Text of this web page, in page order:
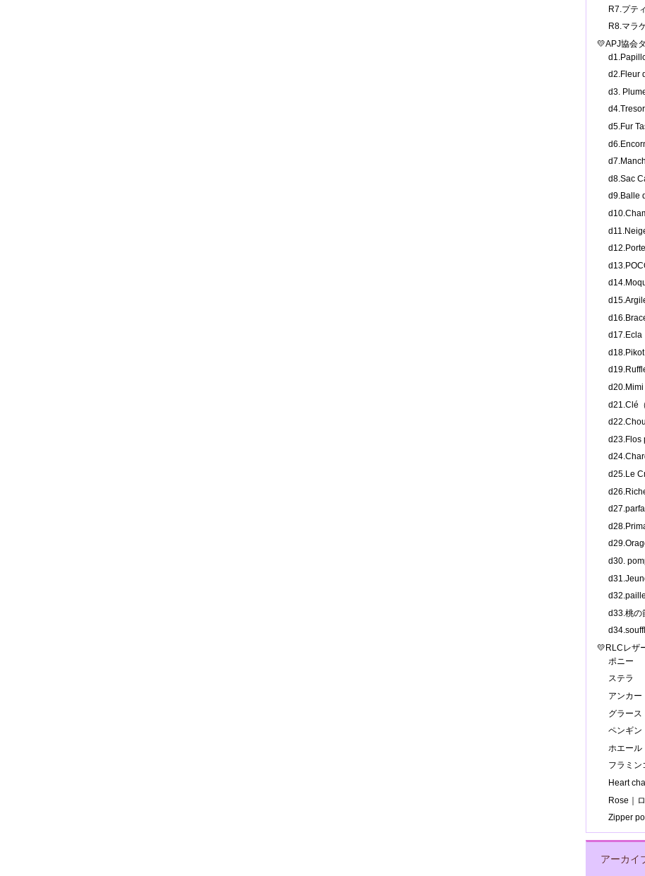
R7.プテ
R8.マラ
💛APJ協会
d2.Fleur
d3.
d4.Tresor
d5.Fur
d8.Sac
d9.Balle
d17.Ecla
d18.Pikot
d20.Mimi
d21.Clé
d23.Flos
d25.Le
d30.
d33.桃の
💛RLCレザ
ポニー
ステラ
アンカー
グラース
ペンギン
ホエール
フラミン
Heart
Rose｜
Zipper
アーカイ